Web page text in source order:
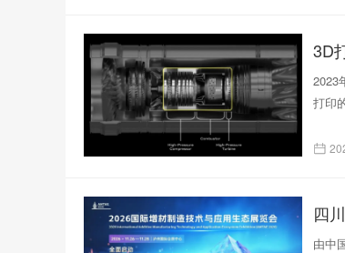
3D
2023
打印
四
由中